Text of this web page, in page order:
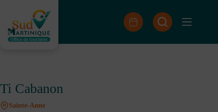
contenu
Ti Cabanon
Sainte-Anne